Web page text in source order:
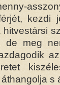
kezdi
hitvestársi
de meg
s